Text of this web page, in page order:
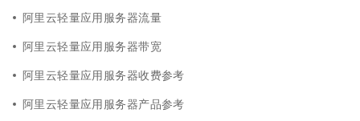
阿里云轻量应用服务器流量
阿里云轻量应用服务器带宽
阿里云轻量应用服务器收费参考
阿里云轻量应用服务器产品参考